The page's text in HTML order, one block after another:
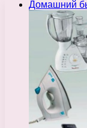
Домашний